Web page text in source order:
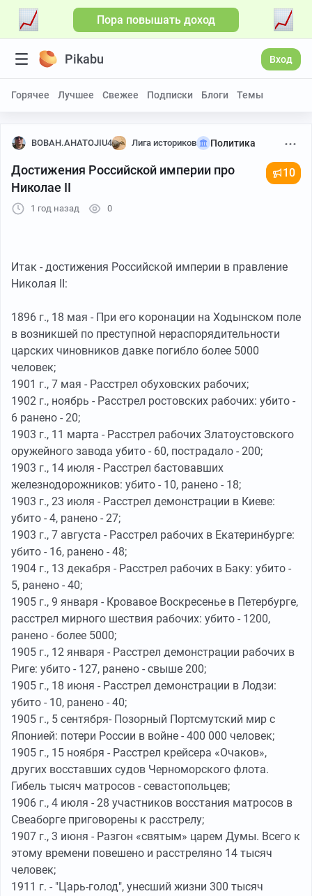
Пора повышать доход
Pikabu Вход
Горячее Лучшее Свежее Подписки Блоги Темы
BOBAH.AHATOJIU4 Лига историков Политика
Достижения Российской империи про
Николае II
10
1 год назад 0
Итак - достижения Российской империи в правление
Николая II:
1896 г., 18 мая - При его коронации на Ходынском поле
в возникшей по преступной нераспорядительности
царских чиновников давке погибло более 5000
человек;
1901 г., 7 мая - Расстрел обуховских рабочих;
1902 г., ноябрь - Расстрел ростовских рабочих: убито -
6 ранено - 20;
1903 г., 11 марта - Расстрел рабочих Златоустовского
оружейного завода убито - 60, пострадало - 200;
1903 г., 14 июля - Расстрел бастовавших
железнодорожников: убито - 10, ранено - 18;
1903 г., 23 июля - Расстрел демонстрации в Киеве:
убито - 4, ранено - 27;
1903 г., 7 августа - Расстрел рабочих в Екатеринбурге:
убито - 16, ранено - 48;
1904 г., 13 декабря - Расстрел рабочих в Баку: убито -
5, ранено - 40;
1905 г., 9 января - Кровавое Воскресенье в Петербурге,
расстрел мирного шествия рабочих: убито - 1200,
ранено - более 5000;
1905 г., 12 января - Расстрел демонстрации рабочих в
Риге: убито - 127, ранено - свыше 200;
1905 г., 18 июня - Расстрел демонстрации в Лодзи:
убито - 10, ранено - 40;
1905 г., 5 сентября- Позорный Портсмутский мир с
Японией: потери России в войне - 400 000 человек;
1905 г., 15 ноября - Расстрел крейсера «Очаков»,
других восставших судов Черноморского флота.
Гибель тысяч матросов - севастопольцев;
1906 г., 4 июля - 28 участников восстания матросов в
Свеаборге приговорены к расстрелу;
1907 г., 3 июня - Разгон «святым» царем Думы. Всего к
этому времени повешено и расстреляно 14 тысяч
человек;
1911 г. - "Царь-голод", унесший жизни 300 тысяч